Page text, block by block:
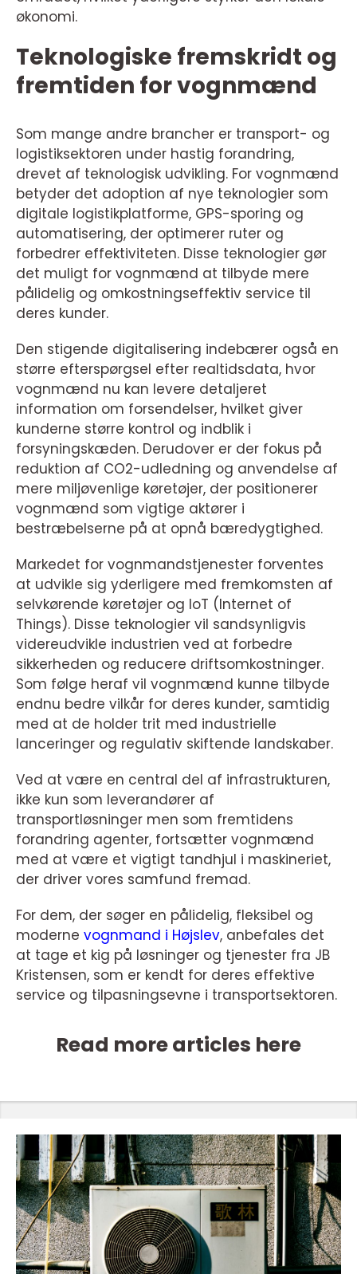
økonomi.
Teknologiske fremskridt og
fremtiden for vognmænd
Som mange andre brancher er transport- og
logistiksektoren under hastig forandring,
drevet af teknologisk udvikling. For vognmænd
betyder det adoption af nye teknologier som
digitale logistikplatforme, GPS-sporing og
automatisering, der optimerer ruter og
forbedrer effektiviteten. Disse teknologier gør
det muligt for vognmænd at tilbyde mere
pålidelig og omkostningseffektiv service til
deres kunder.
Den stigende digitalisering indebærer også en
større efterspørgsel efter realtidsdata, hvor
vognmænd nu kan levere detaljeret
information om forsendelser, hvilket giver
kunderne større kontrol og indblik i
forsyningskæden. Derudover er der fokus på
reduktion af CO2-udledning og anvendelse af
mere miljøvenlige køretøjer, der positionerer
vognmænd som vigtige aktører i
bestræbelserne på at opnå bæredygtighed.
Markedet for vognmandstjenester forventes
at udvikle sig yderligere med fremkomsten af
selvkørende køretøjer og IoT (Internet of
Things). Disse teknologier vil sandsynligvis
videreudvikle industrien ved at forbedre
sikkerheden og reducere driftsomkostninger.
Som følge heraf vil vognmænd kunne tilbyde
endnu bedre vilkår for deres kunder, samtidig
med at de holder trit med industrielle
lanceringer og regulativ skiftende landskaber.
Ved at være en central del af infrastrukturen,
ikke kun som leverandører af
transportløsninger men som fremtidens
forandring agenter, fortsætter vognmænd
med at være et vigtigt tandhjul i maskineriet,
der driver vores samfund fremad.
For dem, der søger en pålidelig, fleksibel og
moderne vognmand i Højslev, anbefales det
at tage et kig på løsninger og tjenester fra JB
Kristensen, som er kendt for deres effektive
service og tilpasningsevne i transportsektoren.
Read more articles here